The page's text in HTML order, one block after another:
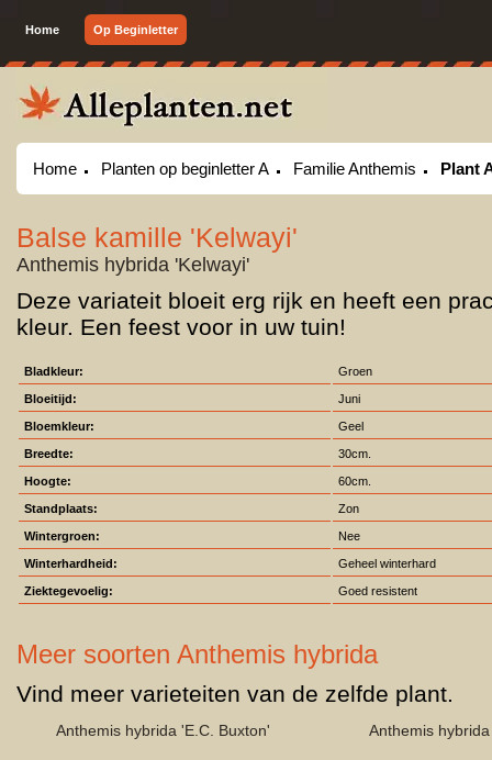
Home Op Beginletter
Home Planten op beginletter A Familie Anthemis Plant
Balse kamille 'Kelwayi'
Anthemis hybrida 'Kelwayi'
Deze variateit bloeit erg rijk en heeft een
kleur. Een feest voor in uw tuin!
Bladkleur: Groen
Bloeitijd: Juni
Bloemkleur: Geel
Breedte: 30cm.
Hoogte: 60cm.
Standplaats: Zon
Wintergroen: Nee
Winterhardheid: Geheel winterhard
Ziektegevoelig: Goed resistent
Meer soorten Anthemis hybrida
Vind meer varieteiten van de zelfde plant.
Anthemis hybrida 'E.C. Buxton' Anthemis